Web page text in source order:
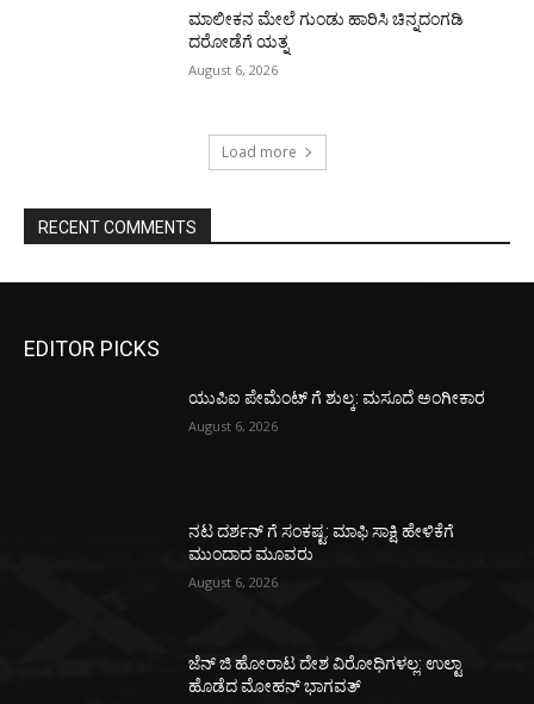
ಮಾಲೀಕನ ಮೇಲೆ ಗುಂಡು ಹಾರಿಸಿ ಚಿನ್ನದಂಗಡಿ
ದರೋಡೆಗೆ ಯತ್ನ
August 6, 2026
Load more
RECENT COMMENTS
EDITOR PICKS
ಯುಪಿಐ ಪೇಮೆಂಟ್ ಗೆ ಶುಲ್ಕ: ಮಸೂದೆ ಅಂಗೀಕಾರ
August 6, 2026
ನಟ ದರ್ಶನ್ ಗೆ ಸಂಕಷ್ಟ: ಮಾಫಿ ಸಾಕ್ಷಿ ಹೇಳಿಕೆಗೆ
ಮುಂದಾದ ಮೂವರು
August 6, 2026
ಜೆನ್ ಜಿ ಹೋರಾಟ ದೇಶ ವಿರೋಧಿಗಳಲ್ಲ: ಉಲ್ಟಾ
ಹೊಡೆದ ಮೋಹನ್ ಭಾಗವತ್